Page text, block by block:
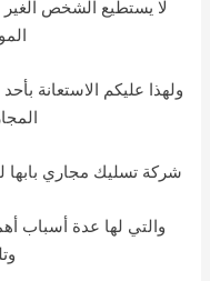
لا يستطيع الشخص الغير
عليكم الاستعانة بأحد
المجاري
تسليك مجاري بابها
والتي لها عدة أسباب
وتلف